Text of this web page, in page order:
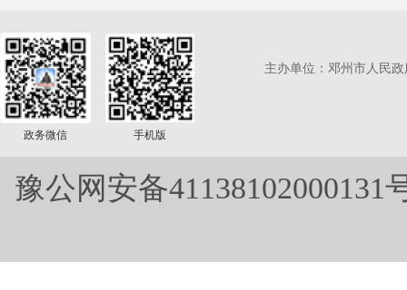
政务微信 手机版
主办单位：邓州市人民
豫公网安备41138102000131